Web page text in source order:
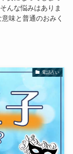
んな悩みはありま
味と普通のおみく
電話占い